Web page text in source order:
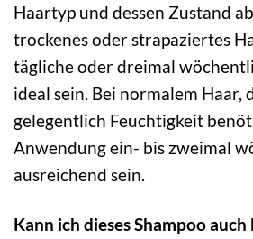
Haartyp und dessen Zustand
trockenes oder strapaziertes
tägliche oder dreimal
ideal sein. Bei normalem Haar,
gelegentlich Feuchtigkeit
Anwendung ein- bis zweimal
ausreichend sein.
Kann ich dieses Shampoo